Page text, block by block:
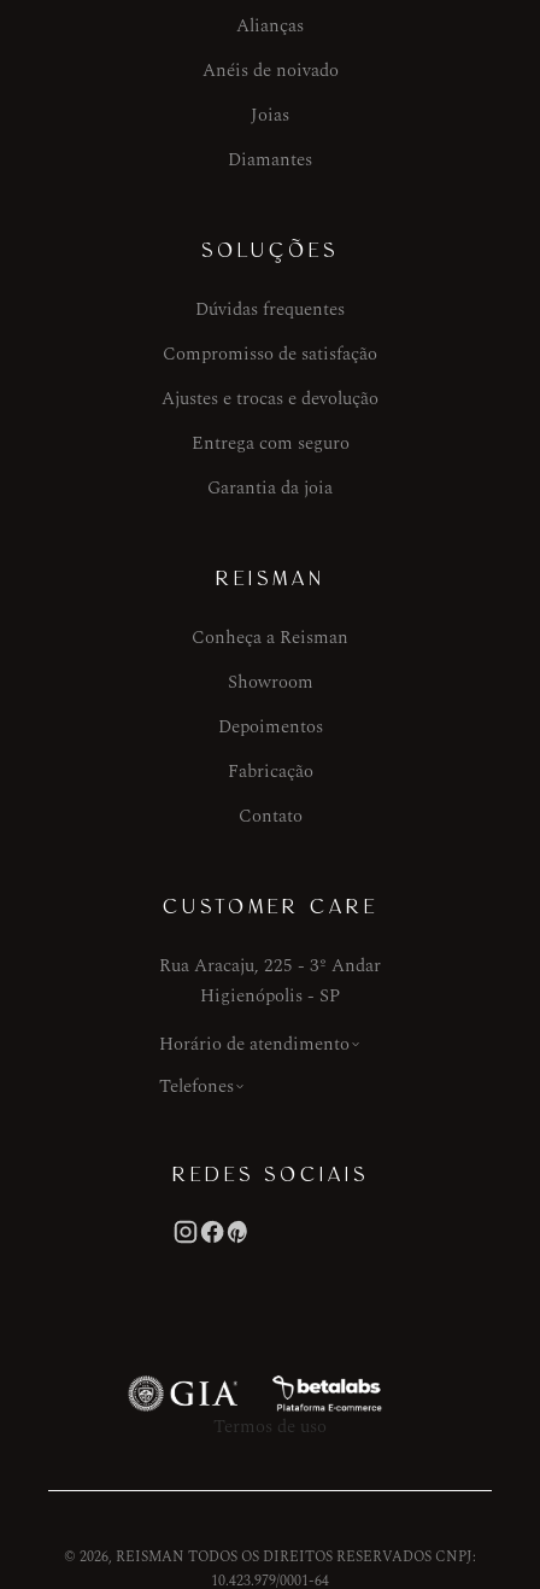
Alianças
Anéis de noivado
Joias
Diamantes
SOLUÇÕES
Dúvidas frequentes
Compromisso de satisfação
Ajustes e trocas e devolução
Entrega com seguro
Garantia da joia
REISMAN
Conheça a Reisman
Showroom
Depoimentos
Fabricação
Contato
CUSTOMER CARE
Rua Aracaju, 225 - 3º Andar
Higienópolis - SP
Horário de atendimento
Telefones
REDES SOCIAIS
Termos de uso
© 2026, REISMAN TODOS OS DIREITOS RESERVADOS CNPJ:
10.423.979/0001-64